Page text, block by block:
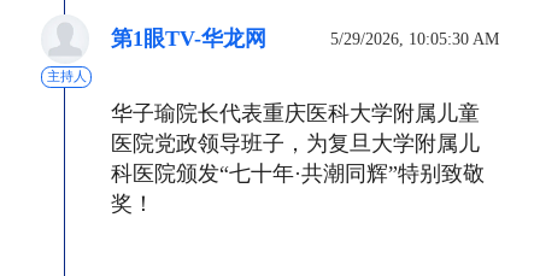
主持人
第1眼TV-华龙网 5/29/2026, 10:05:30 AM
华子瑜院长代表重庆医科大学附属儿童
医院党政领导班子，为复旦大学附属儿
科医院颁发“七十年·共潮同辉”特别致敬
奖！